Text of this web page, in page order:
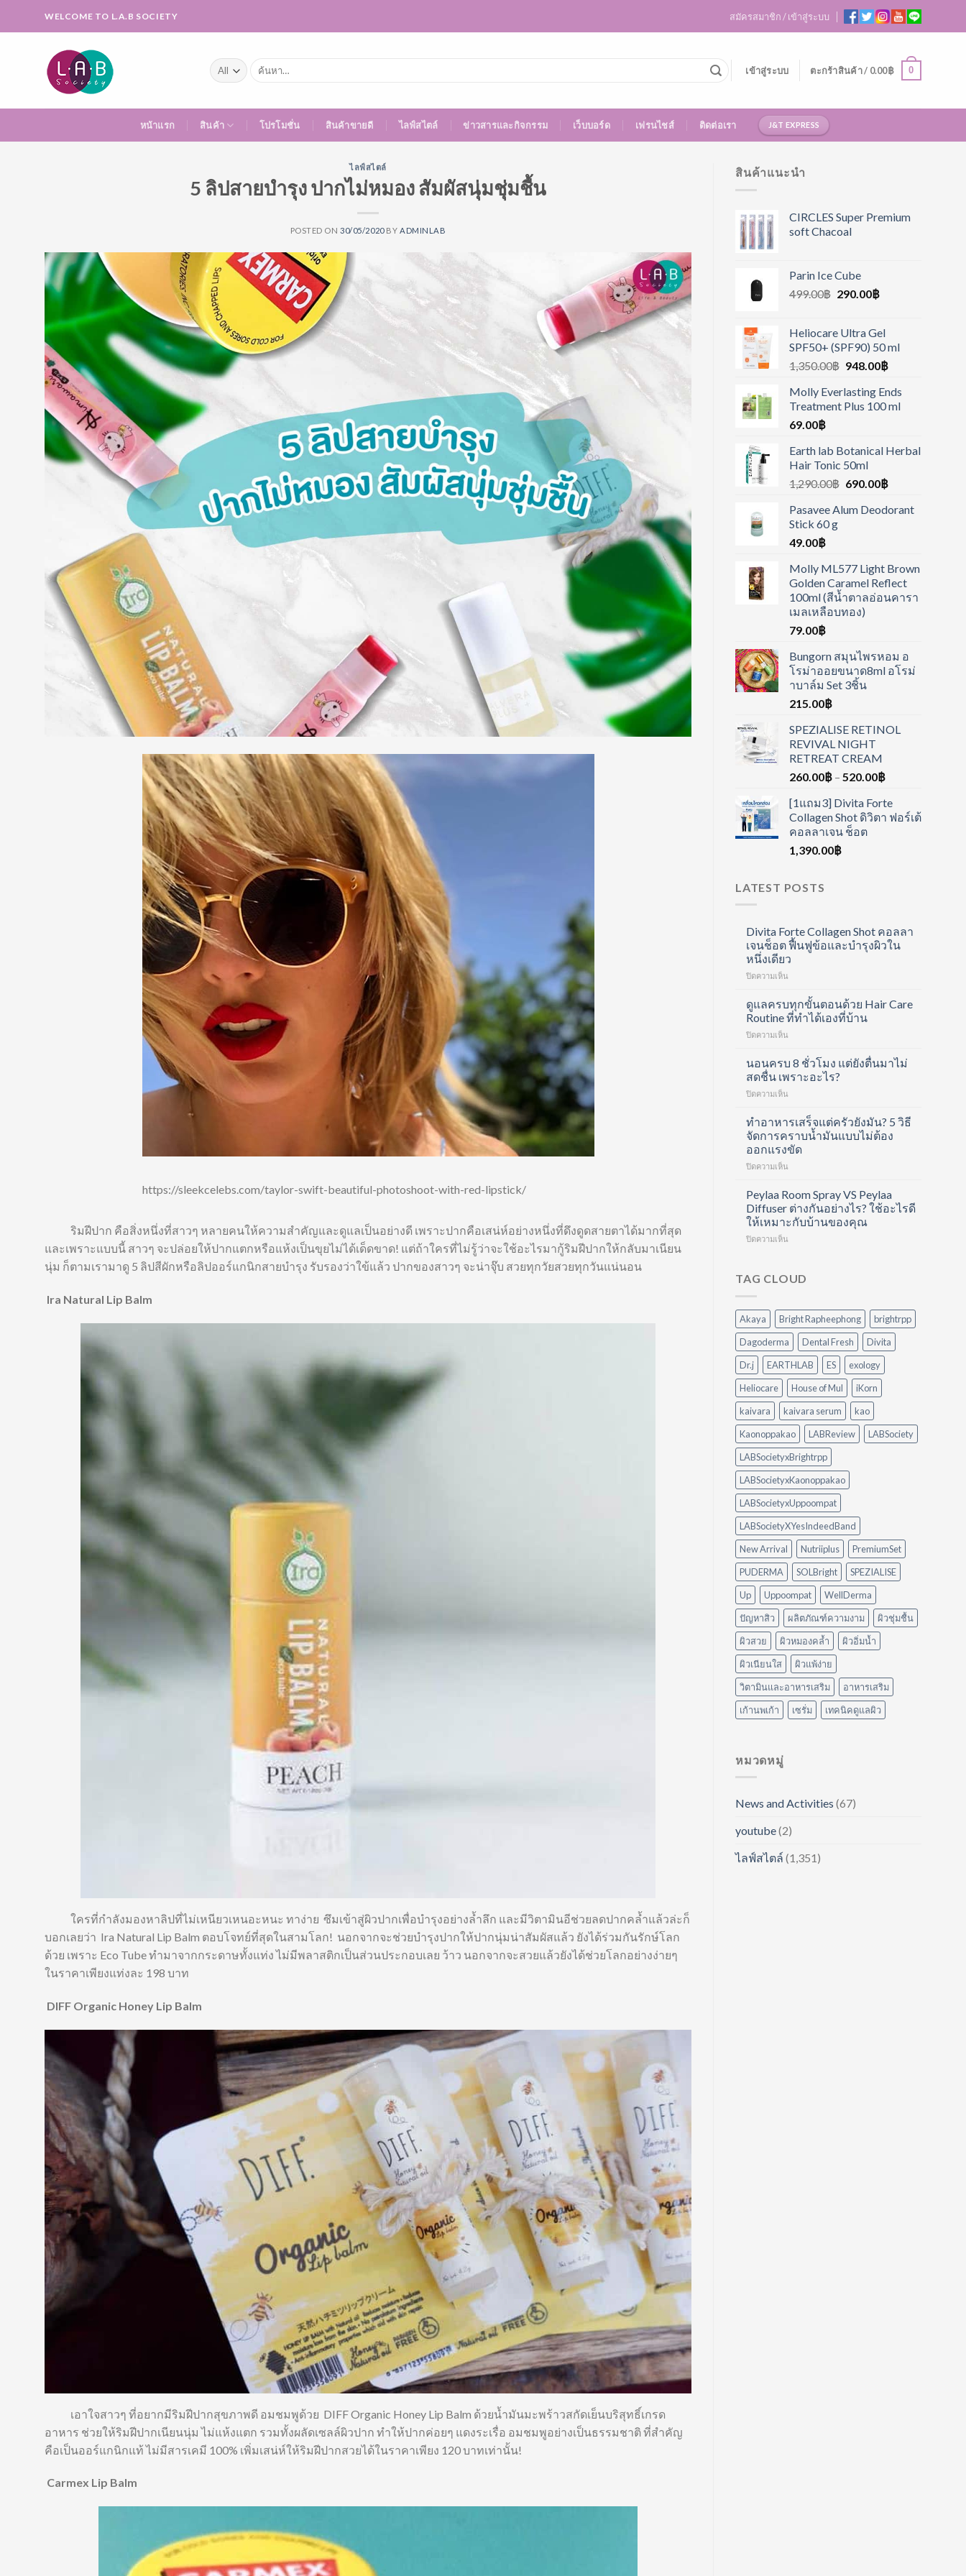
WELCOME TO L.A.B SOCIETY สมัครสมาชิก / เข้าสู่ระบบ
ค้นหา:
เข้าสู่ระบบ ตะกร้าสินค้า / 0.00฿ 0
หน้าแรก สินค้า โปรโมชั่น สินค้าขายดี ไลฟ์สไตล์ ข่าวสารและกิจกรรม เว็บบอร์ด เฟรนไชส์ ติดต่อเรา J&T EXPRESS
ไลฟ์สไตล์
5 ลิปสายบำรุง ปากไม่หมอง สัมผัสนุ่มชุ่มชื้น
POSTED ON30/05/2020BY ADMINLAB
https://sleekcelebs.com/taylor-swift-beautiful-photoshoot-with-red-lipstick/
ริมฝีปาก คือสิ่งหนึ่งที่สาวๆ หลายคนให้ความสำคัญและดูแลเป็นอย่างดี เพราะปากคือเสน่ห์อย่างหนึ่งที่ดึงดูดสายตาได้มากที่สุด
และเพราะแบบนี้ สาวๆ จะปล่อยให้ปากแตกหรือแห้งเป็นขุยไม่ได้เด็ดขาด! แต่ถ้าใครที่ไม่รู้ว่าจะใช้อะไรมากู้ริมฝีปากให้กลับมาเนียน
นุ่ม ก็ตามเรามาดู 5 ลิปสีผักหรือลิปออร์แกนิกสายบำรุง รับรองว่าใข้แล้ว ปากของสาวๆ จะน่าจุ๊บ สวยทุกวัยสวยทุกวันแน่นอน
Ira Natural Lip Balm
ใครที่กำลังมองหาลิปที่ไม่เหนียวเหนอะหนะ ทาง่าย ซึมเข้าสู่ผิวปากเพื่อบำรุงอย่างล้ำลึก และมีวิตามินอีช่วยลดปากคล้ำแล้วล่ะก็
บอกเลยว่า Ira Natural Lip Balm ตอบโจทย์ที่สุดในสามโลก! นอกจากจะช่วยบำรุงปากให้ปากนุ่มน่าสัมผัสแล้ว ยังได้ร่วมกันรักษ์โลก
ด้วย เพราะ Eco Tube ทำมาจากกระดาษทั้งแท่ง ไม่มีพลาสติกเป็นส่วนประกอบเลย ว้าว นอกจากจะสวยแล้วยังได้ช่วยโลกอย่างง่ายๆ
ในราคาเพียงแท่งละ 198 บาท
DIFF Organic Honey Lip Balm
เอาใจสาวๆ ที่อยากมีริมฝีปากสุขภาพดี อมชมพูด้วย DIFF Organic Honey Lip Balm ด้วยน้ำมันมะพร้าวสกัดเย็นบริสุทธิ์เกรด
อาหาร ช่วยให้ริมฝีปากเนียนนุ่ม ไม่แห้งแตก รวมทั้งผลัดเซลล์ผิวปาก ทำให้ปากค่อยๆ แดงระเรื่อ อมชมพูอย่างเป็นธรรมชาติ ที่สำคัญ
คือเป็นออร์แกนิกแท้ ไม่มีสารเคมี 100% เพิ่มเสน่ห์ให้ริมฝีปากสวยได้ในราคาเพียง 120 บาทเท่านั้น!
Carmex Lip Balm
สินค้าแนะนำ
CIRCLES Super Premium
soft Chacoal
Parin Ice Cube
499.00฿ 290.00฿
Heliocare Ultra Gel
SPF50+ (SPF90) 50 ml
1,350.00฿ 948.00฿
Molly Everlasting Ends
Treatment Plus 100 ml
69.00฿
Earth lab Botanical Herbal
Hair Tonic 50ml
1,290.00฿ 690.00฿
Pasavee Alum Deodorant
Stick 60 g
49.00฿
Molly ML577 Light Brown
Golden Caramel Reflect
100ml (สีน้ำตาลอ่อนคารา
เมลเหลือบทอง)
79.00฿
Bungorn สมุนไพรหอม อ
โรม่าออยขนาด8ml อโรม่
าบาล์ม Set 3ชิ้น
215.00฿
SPEZIALISE RETINOL
REVIVAL NIGHT
RETREAT CREAM
260.00฿ – 520.00฿
[1แถม3] Divita Forte
Collagen Shot ดิวิตา ฟอร์เต้
คอลลาเจน ช็อต
1,390.00฿
LATEST POSTS
Divita Forte Collagen Shot คอลลา
เจนช็อต ฟื้นฟูข้อและบำรุงผิวใน
หนึ่งเดียว
ปิดความเห็น
Collagen
Shot
คอ
ลา
เจน
ฟื้นฟู
และ
บำรุง
ผิว
หนึ่ง
ดูแลครบทุกขั้นตอนด้วย Hair Care
Routine ที่ทำได้เองที่บ้าน
ปิดความเห็น
ครบ
ขั้น
ตอน
Hair
Care
Routine
ที่
ทำได้
ที่
บ้าน
นอนครบ 8 ชั่วโมง แต่ยังตื่นมาไม่
สดชื่น เพราะอะไร?
ปิดความเห็น
ชั่วโมง
แต่
ยัง
ไม่
สดชื่น
เพราะ
อะไร?
ทำอาหารเสร็จแต่ครัวยังมัน? 5 วิธี
จัดการคราบน้ำมันแบบไม่ต้อง
ออกแรงขัด
ปิดความเห็น
เสร็จ
แต่
ครัว
ยัง
วิธี
น้ำมัน
แบบ
ไม่
ต้อง
ออกแรง
ขัด
Peylaa Room Spray VS Peylaa
Diffuser ต่างกันอย่างไร? ใช้อะไรดี
ให้เหมาะกับบ้านของคุณ
ปิดความเห็น
Spray
Diffuser
ต่าง
กัน
อย่างไร?
ใช้
อะไร
ดี
ให้
เหมาะ
กับ
บ้าน
ของ
คุณ
TAG CLOUD
Akaya Bright Rapheephong
brightrpp
Dagoderma
Dental Fresh
Divita
Dr.j
EARTHLAB ES
exology
Heliocare
House of Mul
iKorn
kaivara
kaivara serum
kao
Kaonoppakao
LABReview
LABSociety
LABSocietyxBrightrpp
LABSocietyxKaonoppakao
LABSocietyxUppoompat
LABSocietyXYesIndeedBand
New Arrival
Nutriiplus
PremiumSet
PUDERMA
SOLBright
SPEZIALISE
Up
Uppoompat
WellDerma
ปัญหาสิว
ผลิตภัณฑ์ความงาม
ผิวชุ่มชื้น
ผิวสวย
ผิวหมองคล้ำ
ผิวอิ่มน้ำ
ผิวเนียนใส
ผิวแพ้ง่าย
วิตามินและอาหารเสริม
อาหารเสริม
เก้านพเก้า
เซรั่ม เทคนิคดูแลผิว
หมวดหมู่
News and Activities (67)
youtube(2)
ไลฟ์สไตล์ (1,351)